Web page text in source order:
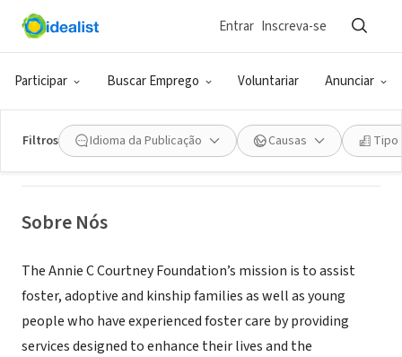
Participar Buscar Emprego Voluntariar Anunciar
Entrar Inscreva-se
Filtros Idioma da Publicação Causas Tipo
ONG (SETOR SOCIAL)
Annie C Courtney Foundation, Inc
Sobre Nós
The Annie C Courtney Foundation’s mission is to assist
foster, adoptive and kinship families as well as young
people who have experienced foster care by providing
services designed to enhance their lives and the